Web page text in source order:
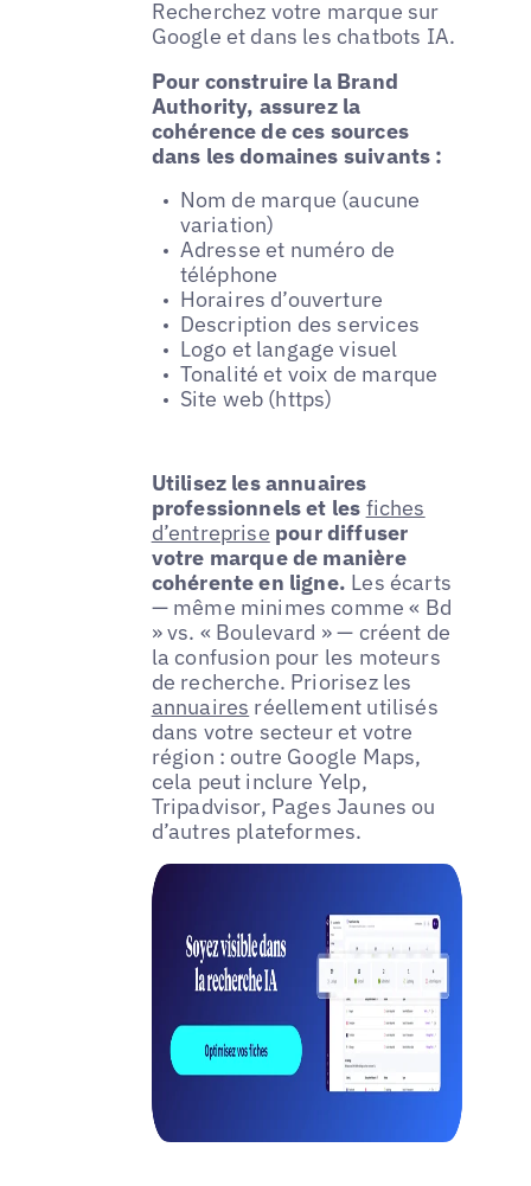
Recherchez votre marque sur
Google et dans les chatbots IA.
Pour construire la Brand
Authority, assurez la
cohérence de ces sources
dans les domaines suivants :
Nom de marque (aucune
variation)
Adresse et numéro de
téléphone
Horaires d’ouverture
Description des services
Logo et langage visuel
Tonalité et voix de marque
Site web (https)
Utilisez les annuaires
professionnels et les fiches
d’entreprise pour diffuser
votre marque de manière
cohérente en ligne. Les écarts
— même minimes comme « Bd
» vs. « Boulevard » — créent de
la confusion pour les moteurs
de recherche. Priorisez les
annuaires réellement utilisés
dans votre secteur et votre
région : outre Google Maps,
cela peut inclure Yelp,
Tripadvisor, Pages Jaunes ou
d’autres plateformes.